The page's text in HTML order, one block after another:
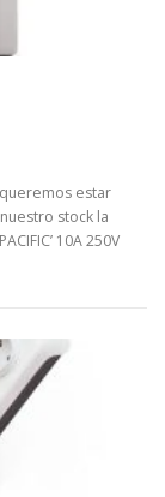
queremos estar
stock la
10A 250V